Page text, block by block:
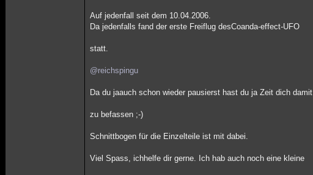
Auf jedenfall seit dem 10.04.2006.
Da jedenfalls fand der erste Freiflug desCoanda-effect-UFO
statt.
@reichspingu
Da du jaauch schon wieder pausierst hast du ja Zeit dich damit
zu befassen ;-)
Schnittbogen für die Einzelteile ist mit dabei.
Viel Spass, ichhelfe dir gerne. Ich hab auch noch eine kleine